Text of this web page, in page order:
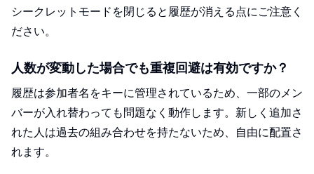
シークレットモードを閉じると履歴が消える点にご注意く
ださい。
人数が変動した場合でも重複回避は有効ですか？
履歴は参加者名をキーに管理されているため、一部のメン
バーが入れ替わっても問題なく動作します。新しく追加さ
れた人は過去の組み合わせを持たないため、自由に配置さ
れます。